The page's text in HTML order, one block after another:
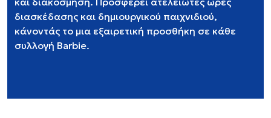
διασκέδασης και δημιουργικού παιχνιδιού,
κάνοντάς το μια εξαιρετική προσθήκη σε κάθε
συλλογή Barbie.